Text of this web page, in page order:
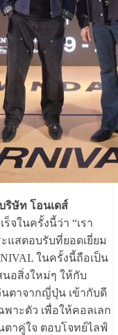
ริษัท โอนเดส์
จในครั้งนี้ว่า “เรา
แสตอบรับที่ยอดเยี่ยม
ในครั้งนี้ถือเป็น
นอสิ่งใหม่ๆ ให้กับ
ตาจากญี่ปุ่น เข้ากับดี
าะตัว เพื่อให้คอลเลก
ตาคู่ใจ ตอบโจทย์ไลฟ์